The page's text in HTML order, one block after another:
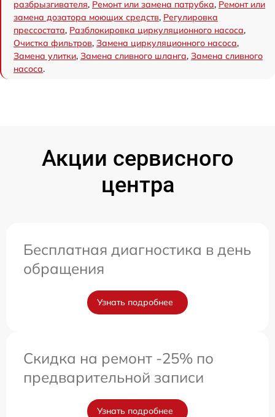
разбрызгивателя, Ремонт или замена патрубка, Ремонт или
замена дозатора моющих средств, Регулировка
прессостата, Разблокировка циркуляционного насоса,
Очистка фильтров, Замена циркуляционного насоса,
Замена улитки, Замена сливного шланга, Замена сливного
насоса.
Акции сервисного
центра
Бесплатная диагностика в день
обращения
Узнать подробнее
Скидка на ремонт -25% по
предварительной записи
Узнать подробнее